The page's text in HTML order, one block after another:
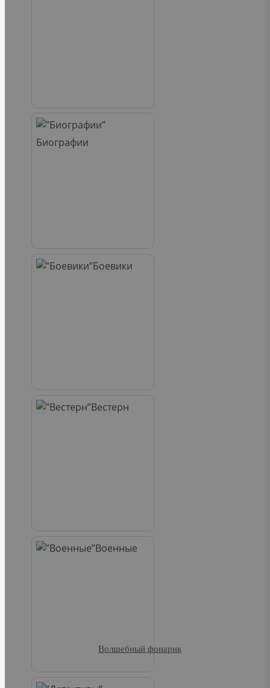
Биографии
Боевики
Вестерн
Военные
Волшебный фонарик